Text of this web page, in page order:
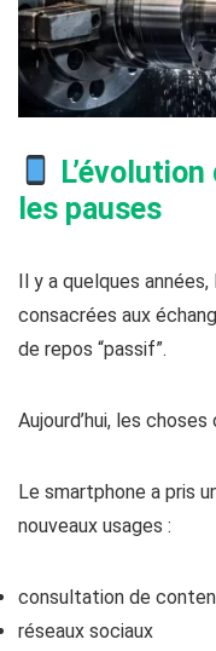
les pauses
Il y a quelques
consacrées aux
de repos “passif”.
Aujourd’hui, les
Le smartphone a pris
nouveaux usages :
consultation de
réseaux sociaux